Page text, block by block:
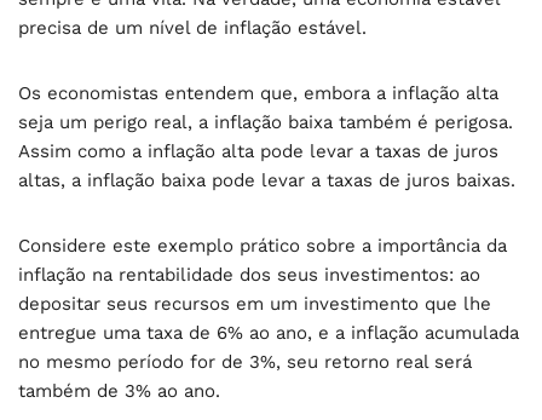
precisa de um nível de inflação estável.
Os economistas entendem que, embora a inflação alta
seja um perigo real, a inflação baixa também é perigosa.
Assim como a inflação alta pode levar a taxas de juros
altas, a inflação baixa pode levar a taxas de juros baixas.
Considere este exemplo prático sobre a importância da
inflação na rentabilidade dos seus investimentos: ao
depositar seus recursos em um investimento que lhe
entregue uma taxa de 6% ao ano, e a inflação acumulada
no mesmo período for de 3%, seu retorno real será
também de 3% ao ano.